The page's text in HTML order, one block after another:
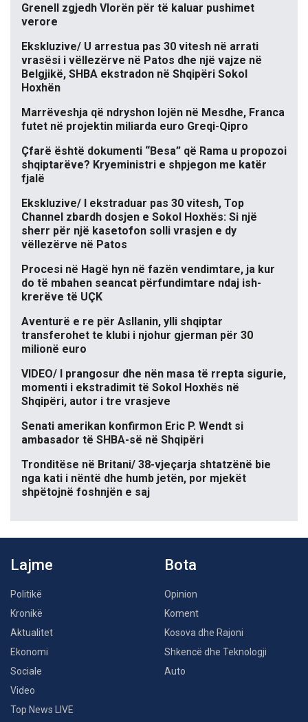
Grenell zgjedh Vlorën për të kaluar pushimet
verore
Ekskluzive/ U arrestua pas 30 vitesh në arrati
vrasësi i vëllezërve në Patos dhe një vajze në
Belgjikë, SHBA ekstradon në Shqipëri Sokol
Hoxhën
Marrëveshja që ndryshon lojën në Mesdhe, Franca
futet në projektin miliarda euro Greqi-Qipro
Çfarë është dokumenti “Besa” që Rama u propozoi
shqiptarëve? Kryeministri e shpjegon me katër
fjalë
Ekskluzive/ I ekstraduar pas 30 vitesh, Top
Channel zbardh dosjen e Sokol Hoxhës: Si një
sherr për një kasetofon solli vrasjen e dy
vëllezërve në Patos
Procesi në Hagë hyn në fazën vendimtare, ja kur
do të mbahen seancat përfundimtare ndaj ish-
krerëve të UÇK
Aventurë e re për Asllanin, ylli shqiptar
transferohet te klubi i njohur gjerman për 30
milionë euro
VIDEO/ I prangosur dhe nën masa të rrepta sigurie,
momenti i ekstradimit të Sokol Hoxhës në
Shqipëri, autor i tre vrasjeve
Senati amerikan konfirmon Eric P. Wendt si
ambasador të SHBA-së në Shqipëri
Tronditëse në Britani/ 38-vjeçarja shtatzënë bie
nga kati i nëntë dhe humb jetën, por mjekët
shpëtojnë foshnjën e saj
Lajme
Politikë
Kronikë
Aktualitet
Ekonomi
Sociale
Video
Top News LIVE
Bota
Opinion
Koment
Kosova dhe Rajoni
Shkencë dhe Teknologji
Auto